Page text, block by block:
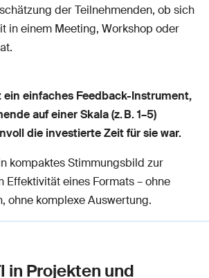
der Teilnehmenden, ob sich
in einem Meeting, Workshop oder
ein einfaches Feedback-Instrument,
auf einer Skala (z. B. 1–5)
die investierte Zeit für sie war.
kompaktes Stimmungsbild zur
Effektivität eines Formats – ohne
ohne komplexe Auswertung.
in Projekten und